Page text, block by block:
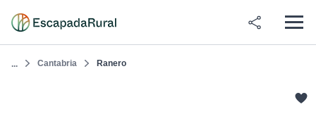
... Cantabria Ranero